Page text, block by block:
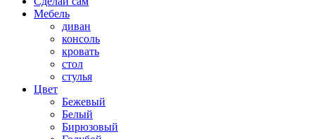
Мебель
диван
консоль
кровать
стол
стулья
Цвет
Бежевый
Белый
Бирюзовый